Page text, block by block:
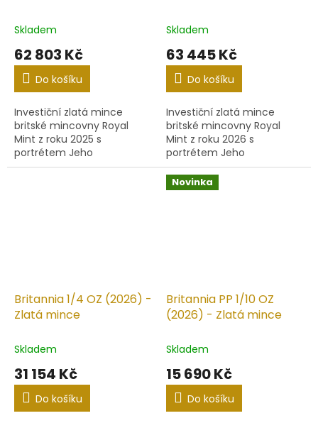
Skladem
62 803 Kč
Do košíku
Investiční zlatá mince
britské mincovny Royal
Mint z roku 2025 s
portrétem Jeho
Veličenstva krále Karla III.
Skladem
63 445 Kč
Do košíku
Investiční zlatá mince
britské mincovny Royal
Mint z roku 2026 s
portrétem Jeho
Veličenstva krále Karla III.
Britannia 1/4 OZ (2026) -
Zlatá mince
Skladem
31 154 Kč
Do košíku
Novinka
Britannia PP 1/10 OZ
(2026) - Zlatá mince
Skladem
15 690 Kč
Do košíku